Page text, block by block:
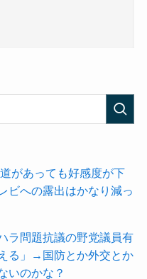
があっても好感度が下
ビへの露出はかなり減っ
ラ問題抗議の野党議員有
る」→国防とか外交とか
いのかな？